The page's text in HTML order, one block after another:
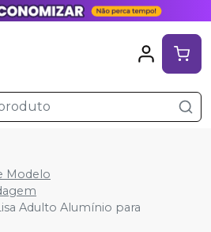
Modelo
Adulto Alumínio para